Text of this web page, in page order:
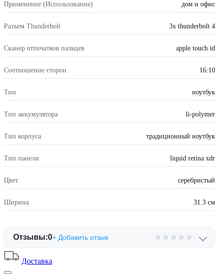
Применение (Использование) дом и офис
Разъем Thunderbolt 3x thunderbolt 4
Сканер отпечатков пальцев apple touch id
Соотношение сторон 16:10
Тип ноутбук
Тип аккумулятора li-polymer
Тип корпуса традиционный ноутбук
Тип панели liquid retina xdr
Цвет серебристый
Ширина 31.3 см
Отзывы:0+ Добавить отзыв ★ ★ ★ ★ ★
Доставка